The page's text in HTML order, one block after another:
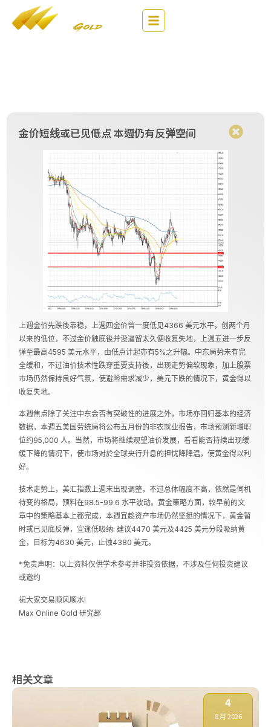
金价短线或已见低点 本週仍有反弹空间
上週金价先跌後靠稳，上週四金价曾一度低见4366 美元水平，创两个月
以来的低位，不过金价触底後并没逼留太久便收复失地，上週五进一步反
弹至最高4595 美元水平，由低点计起亦有5%之升幅。中东局势未有完
全缓和，不过油价技术性跌穿重要支持後，出现走势偏软现象，加上股票
市场仍然保持良好气氛，使避险需求减少，美元下跌的情况下，黄金得以
收复失地。
本週焦点除了关注中东会否有突破性的进展之外，市场亦回归基本的经济
数据，本週五美国劳统局将公布五月份的非农就业报告，市场预测新增职
位约95,000 人。当然，市场将继续观望油价发展，看看能否持续出现缓
缓下降的情况下，使市场对於全球央行升息的担忧降降温，使黄金得以利
好。
技术走势上，美汇指数上週末出现调整，不过总体幅度不高，依然是伺机
待变的格局，预料在98.5-99.6 水平波动。黄金策略方面，较早前的文
章中的策略基本上都完成，本週宜趁资产市场仍然坚挺的情况下，黄金暂
时或已见底反弹，宜逢低吸纳: 建议4470 美元及4425 美元分段吸纳黄
金，目标为4630 美元，止蚀4380 美元。
*免责声明：以上资料仅供学术参考并非投资依据，不涉及任何投资建议
或邀约
祝大家交易顺风顺水!
Max Online Gold 研究部
相关文章
4
8 月 2026